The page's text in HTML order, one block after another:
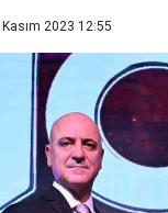
2023 12:55